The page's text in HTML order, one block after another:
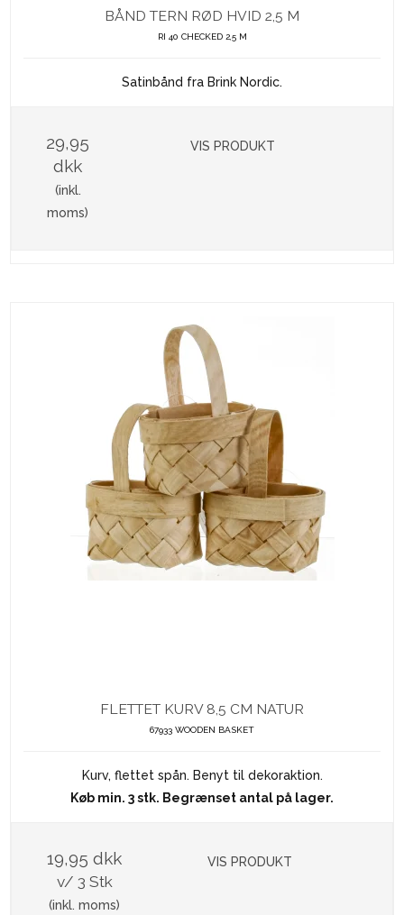
BÅND TERN RØD HVID 2,5 M
RI 40 CHECKED 2,5 M
Satinbånd fra Brink Nordic.
29,95
dkk
(inkl.
moms)
VIS PRODUKT
FLETTET KURV 8,5 CM NATUR
67933 WOODEN BASKET
Kurv, flettet spån. Benyt til dekoraktion.
Køb min. 3 stk. Begrænset antal på lager.
19,95 dkk
v/ 3 Stk
(inkl. moms)
VIS PRODUKT